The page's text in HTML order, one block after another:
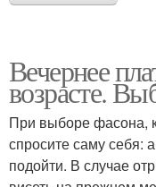
Вечернее
возрасте.
При выборе фасона,
спросите саму себя:
подойти. В случае